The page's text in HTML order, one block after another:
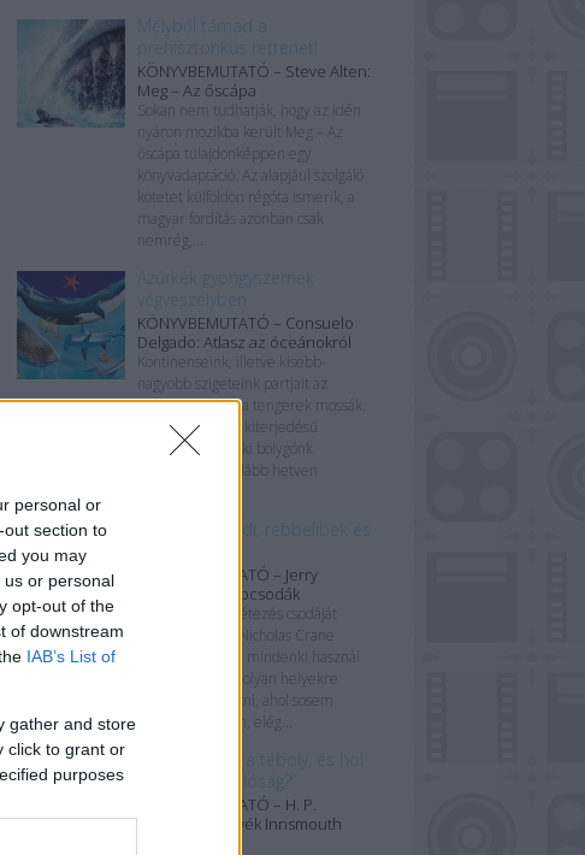
personal or
section to
you may
or personal
opt-out of the
of downstream
IAB’s List of
gather and store
click to grant or
purposes
Mélyből támad a
prehisztorikus rettenet!
KÖNYVBEMUTATÓ – Steve Alten:
Meg – Az őscápa
Sokan nem tudhatják, hogy az idén
nyáron mozikba került Meg – Az
őscápa tulajdonképpen egy
könyvadaptáció. Az alapjául szolgáló
kötetet külföldön régóta ismerik, a
magyar fordítás azonban csak
nemrég,...
Azúrkék gyöngyszemek
végveszélyben
KÖNYVBEMUTATÓ – Consuelo
Delgado: Atlasz az óceánokról
Kontinenseink, illetve kisebb-
nagyobb szigeteink partjait az
óceánokon kívül a tengerek mossák.
Ezek a hatalmas kiterjedésű
életterek teszik ki bolygónk
felszínének legalább hetven
Mappae mundi, rebbelibek és
KÖNYVBEMUTATÓ – Jerry
Brotton: Térképcsodák
„A térképek a létezés csodáját
foglalják össze.” Nicholas Crane
Manapság szinte mindenki használ
térképeket – ha olyan helyekre
szeretnénk eljutni, ahol sosem
jártunk korábban, elég...
„Hol végződik a téboly, és hol
kezdődik a valóság?”
KÖNYVBEMUTATÓ – H. P.
Lovecraft: Árnyék Innsmouth